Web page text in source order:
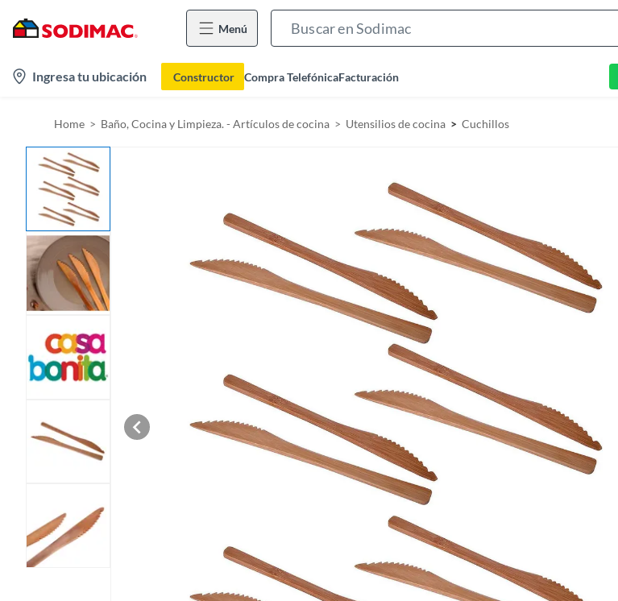
Menú
Ingresa tu ubicación Constructor Compra TelefónicaFacturación
Home Baño, Cocina y Limpieza. - Artículos de cocina Utensilios de cocina Cuchillos